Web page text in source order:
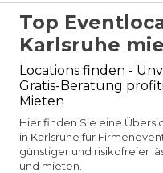
Top
Karlsruhe
Locations finden -
Gratis-Beratung
Mieten
Hier finden Sie eine
in Karlsruhe für
günstiger und risikofreier
und mieten.